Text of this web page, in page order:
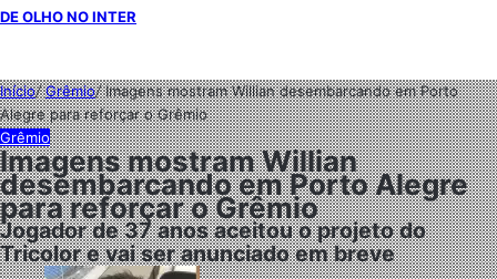
DE OLHO NO INTER
Início/Grêmio/Imagens mostram Willian desembarcando em Porto
Alegre para reforçar o Grêmio
Grêmio
Imagens mostram Willian
desembarcando em Porto Alegre
para reforçar o Grêmio
Jogador de 37 anos aceitou o projeto do
Tricolor e vai ser anunciado em breve